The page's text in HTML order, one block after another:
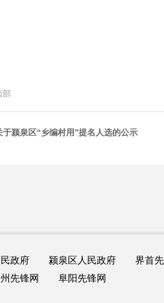
部
于颍泉区“乡编村用”提名人选的公示
政府 颍泉区人民政府
界首
先锋网 阜阳先锋网